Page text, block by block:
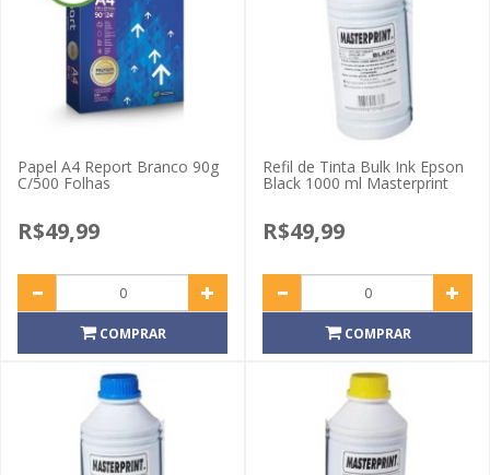
Papel A4 Report Branco 90g
C/500 Folhas
R$49,99
COMPRAR
Refil de Tinta Bulk Ink Epson
Black 1000 ml Masterprint
R$49,99
COMPRAR